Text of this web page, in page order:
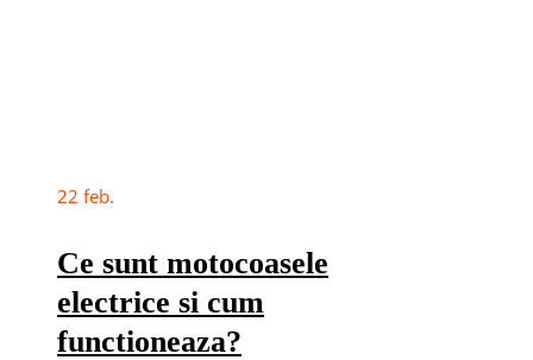
22 feb.
Ce sunt motocoasele
electrice si cum
functioneaza?